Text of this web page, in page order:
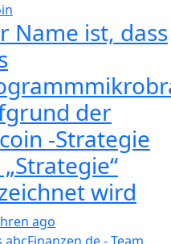
Name ist, dass
der
-Strategie
wird
ago